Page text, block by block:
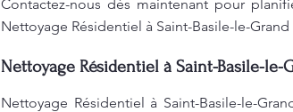
Contactez-nous dès maintenant pour
Nettoyage Résidentiel à Saint-Basile-le-Grand
Nettoyage Résidentiel à Saint-Basile-le-
Nettoyage Résidentiel à Saint-Basile-le-